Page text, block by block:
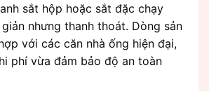
sắt hộp hoặc sắt đặc chạy
nhưng thanh thoát. Dòng sản
với các căn nhà ống hiện đại,
phí vừa đảm bảo độ an toàn